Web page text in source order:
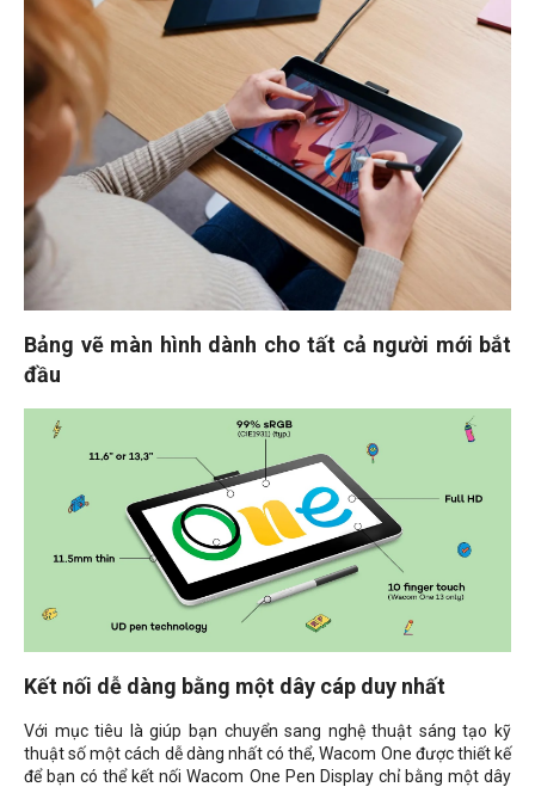
Bảng vẽ màn hình dành cho tất cả người mới bắt
đầu
Kết nối dễ dàng bằng một dây cáp duy nhất
Với mục tiêu là giúp bạn chuyển sang nghệ thuật sáng tạo kỹ
thuật số một cách dễ dàng nhất có thể, Wacom One được thiết kế
để bạn có thể kết nối Wacom One Pen Display chỉ bằng một dây